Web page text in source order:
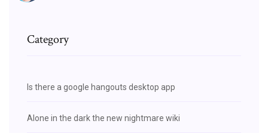
Category
Is there a google hangouts desktop app
Alone in the dark the new nightmare wiki